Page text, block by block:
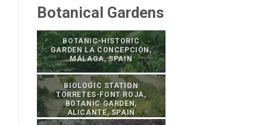
Botanical Gardens
BOTANIC-HISTORIC
GARDEN LA CONCEPCIÓN,
MÁLAGA, SPAIN
BIOLOGIC STATION
TORRETES-FONT ROJA,
BOTANIC GARDEN,
ALICANTE, SPAIN